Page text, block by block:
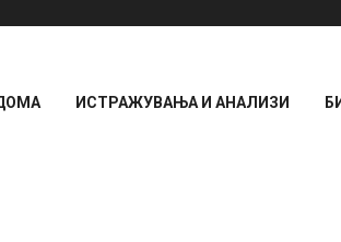
ИСТРАЖУВАЊА И АНАЛИЗИ